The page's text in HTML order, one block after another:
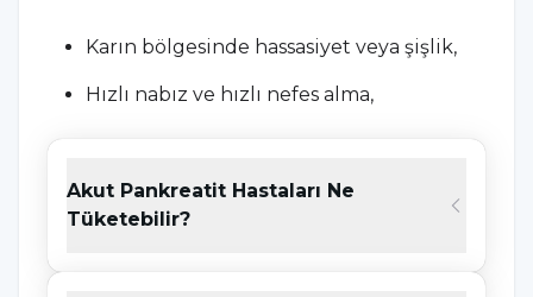
Karın bölgesinde hassasiyet veya şişlik,
Hızlı nabız ve hızlı nefes alma,
İshal,
Akut Pankreatit Hastaları Ne
Tüketebilir?